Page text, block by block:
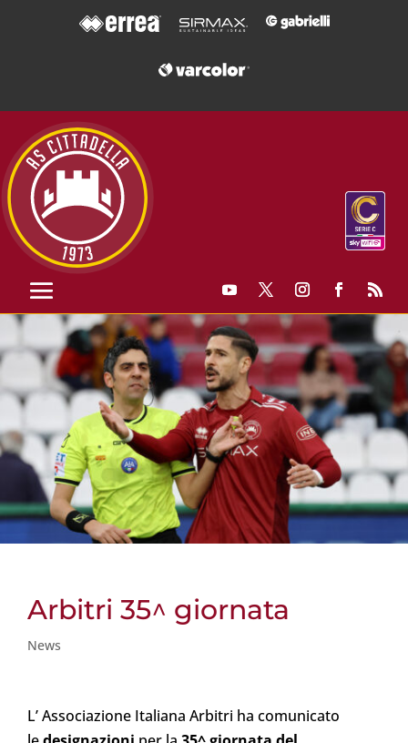
Arbitri 35^ giornata
News
L’ Associazione Italiana Arbitri ha comunicato